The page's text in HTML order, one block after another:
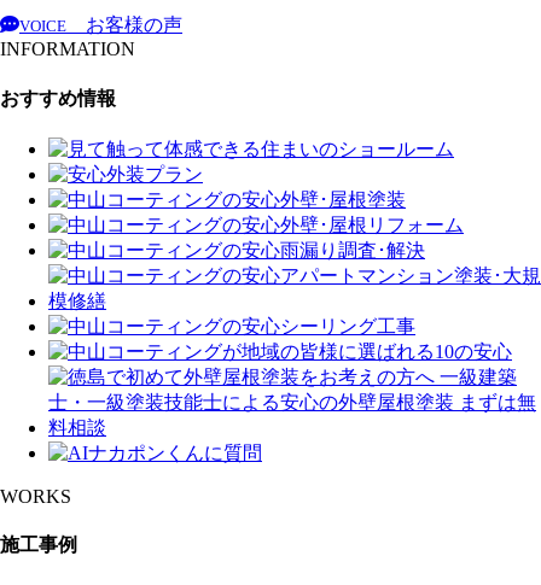
VOICE
お客様の声
INFORMATION
おすすめ情報
WORKS
施工事例